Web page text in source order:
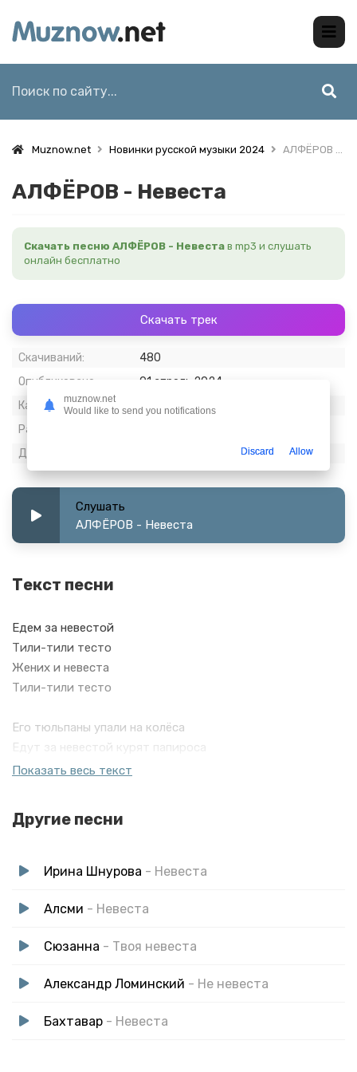
Muznow.net Новинки русской музыки 2024 АЛФЁРОВ - Невеста
АЛФЁРОВ - Невеста
Скачать песню АЛФЁРОВ - Невеста в mp3 и слушать
онлайн бесплатно
Скачать трек
Скачиваний:
480
Опубликовано:
01 апрель 2024
Качество:
320 kbps, Stereo
Размер:
Длительность:
Слушать
АЛФЁРОВ - Невеста
Текст песни
Едем за невестой
Тили-тили тесто
Жених и невеста
Тили-тили тесто
Его тюльпаны упали на колёса
Едут за невестой курят папироса
С самого утра уже у подъезда
Показать весь текст
Другие песни
Ирина Шнурова - Невеста
Алсми - Невеста
Сюзанна - Твоя невеста
Александр Ломинский - Не невеста
Бахтавар - Невеста
muznow.net
Would like to send you notifications
Discard Allow